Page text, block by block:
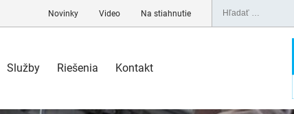
Novinky Video Na stiahnutie
Služby Riešenia Kontakt